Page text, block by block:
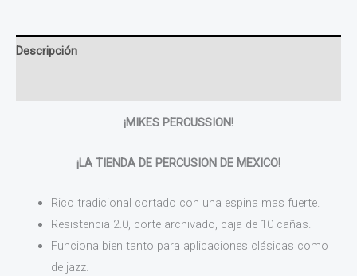
Descripción
¡MIKES PERCUSSION!
¡LA TIENDA DE PERCUSION DE MEXICO!
Rico tradicional cortado con una espina mas fuerte.
Resistencia 2.0, corte archivado, caja de 10 cañas.
Funciona bien tanto para aplicaciones clásicas como
de jazz.